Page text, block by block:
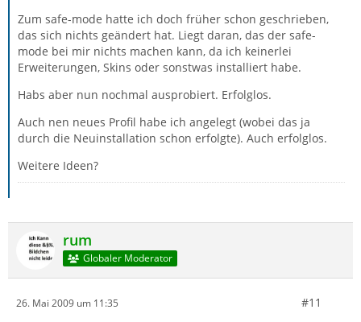
Zum safe-mode hatte ich doch früher schon geschrieben,
das sich nichts geändert hat. Liegt daran, das der safe-
mode bei mir nichts machen kann, da ich keinerlei
Erweiterungen, Skins oder sonstwas installiert habe.
Habs aber nun nochmal ausprobiert. Erfolglos.
Auch nen neues Profil habe ich angelegt (wobei das ja
durch die Neuinstallation schon erfolgte). Auch erfolglos.
Weitere Ideen?
rum
Globaler Moderator
26. Mai 2009 um 11:35 #11